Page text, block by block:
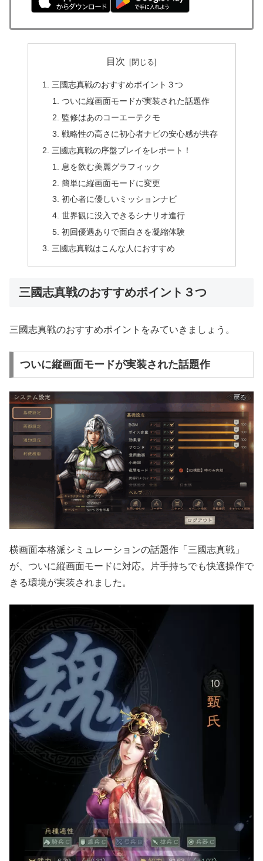
目次
三國志真戦のおすすめポイント３つ
ついに縦画面モードが実装された話題作
監修はあのコーエーテクモ
戦略性の高さに初心者ナビの安心感が共存
三國志真戦の序盤プレイをレポート！
息を飲む美麗グラフィック
簡単に縦画面モードに変更
初心者に優しいミッションナビ
世界観に没入できるシナリオ進行
初回優遇ありで面白さを凝縮体験
三國志真戦はこんな人におすすめ
三國志真戦のおすすめポイント３つ
三國志真戦のおすすめポイントをみていきましょう。
ついに縦画面モードが実装された話題作
横画面本格派シミュレーションの話題作「三國志真戦」
が、ついに縦画面モードに対応。片手持ちでも快適操作で
きる環境が実装されました。